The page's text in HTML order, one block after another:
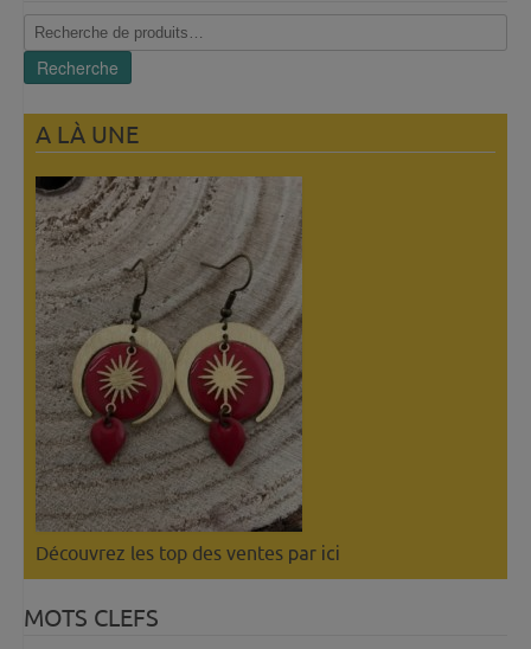
Recherche
pour :
Recherche
A LÀ UNE
Découvrez les top des ventes par ici
MOTS CLEFS